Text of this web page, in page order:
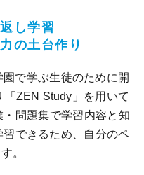
し学習
の土台作り
で学ぶ生徒のために開
ZEN Study」を用いて
問題集で学習内容と知
できるため、自分のペ
。